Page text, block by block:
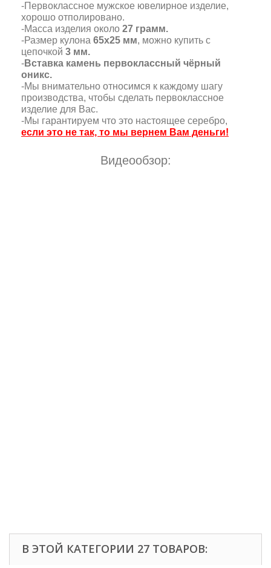
-Первоклассное мужское ювелирное изделие,
хорошо отполировано.
-Масса изделия около 27 грамм.
-Размер кулона 65х25 мм, можно купить с
цепочкой 3 мм.
-Вставка камень первоклассный чёрный
оникс.
-Мы внимательно относимся к каждому шагу
производства, чтобы сделать первоклассное
изделие для Вас.
-Мы гарантируем что это настоящее серебро,
если это не так, то мы вернем Вам деньги!
Видеообзор:
В ЭТОЙ КАТЕГОРИИ 27 ТОВАРОВ: